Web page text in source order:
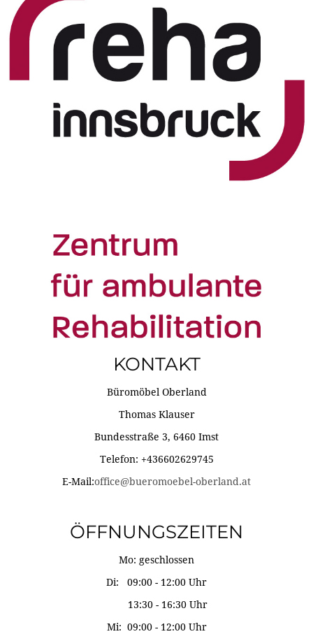
KONTAKT
Büromöbel Oberland
Thomas Klauser
Bundesstraße 3, 6460 Imst
Telefon: +436602629745
E-Mail:office@bueromoebel-oberland.at
ÖFFNUNGSZEITEN
Mo: geschlossen
Di: 09:00 - 12:00 Uhr
13:30 - 16:30 Uhr
Mi: 09:00 - 12:00 Uhr